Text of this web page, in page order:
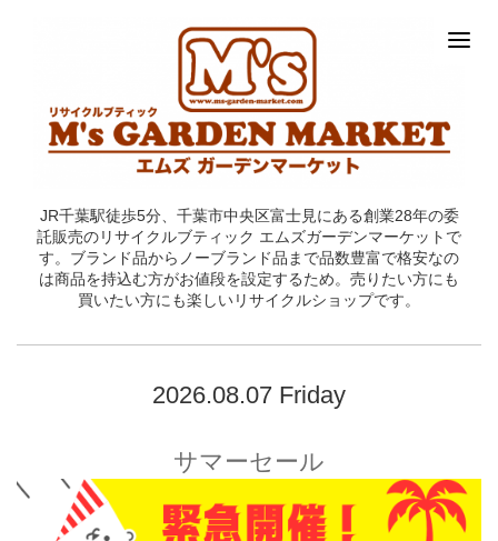
JR千葉駅徒歩5分、千葉市中央区富士見にある創業28年の委
託販売のリサイクルブティック エムズガーデンマーケットで
す。ブランド品からノーブランド品まで品数豊富で格安なの
は商品を持込む方がお値段を設定するため。売りたい方にも
買いたい方にも楽しいリサイクルショップです。
2026.08.07 Friday
サマーセール